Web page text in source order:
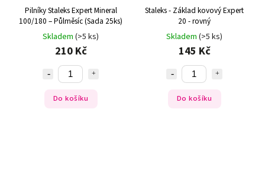
Pilníky Staleks Expert Mineral
100/180 – Půlměsíc (Sada 25ks)
Skladem (>5 ks)
210 Kč
Do košíku
Staleks - Základ kovový Expert
20 - rovný
Skladem (>5 ks)
145 Kč
Do košíku